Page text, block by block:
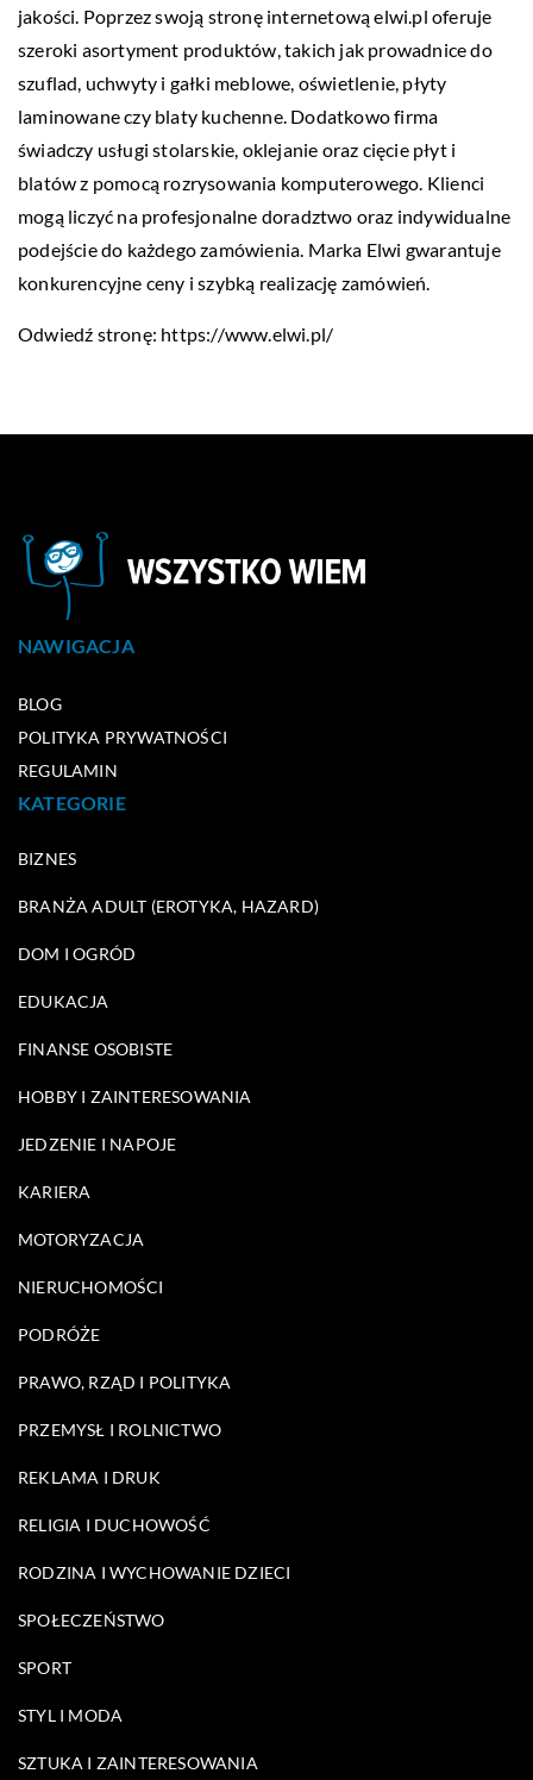
jakości. Poprzez swoją stronę internetową elwi.pl oferuje
szeroki asortyment produktów, takich jak prowadnice do
szuflad, uchwyty i gałki meblowe, oświetlenie, płyty
laminowane czy blaty kuchenne. Dodatkowo firma
świadczy usługi stolarskie, oklejanie oraz cięcie płyt i
blatów z pomocą rozrysowania komputerowego. Klienci
mogą liczyć na profesjonalne doradztwo oraz indywidualne
podejście do każdego zamówienia. Marka Elwi gwarantuje
konkurencyjne ceny i szybką realizację zamówień.
Odwiedź stronę: https://www.elwi.pl/
NAWIGACJA
BLOG
POLITYKA PRYWATNOŚCI
REGULAMIN
KATEGORIE
BIZNES
BRANŻA ADULT (EROTYKA, HAZARD)
DOM I OGRÓD
EDUKACJA
FINANSE OSOBISTE
HOBBY I ZAINTERESOWANIA
JEDZENIE I NAPOJE
KARIERA
MOTORYZACJA
NIERUCHOMOŚCI
PODRÓŻE
PRAWO, RZĄD I POLITYKA
PRZEMYSŁ I ROLNICTWO
REKLAMA I DRUK
RELIGIA I DUCHOWOŚĆ
RODZINA I WYCHOWANIE DZIECI
SPOŁECZEŃSTWO
SPORT
STYL I MODA
SZTUKA I ZAINTERESOWANIA